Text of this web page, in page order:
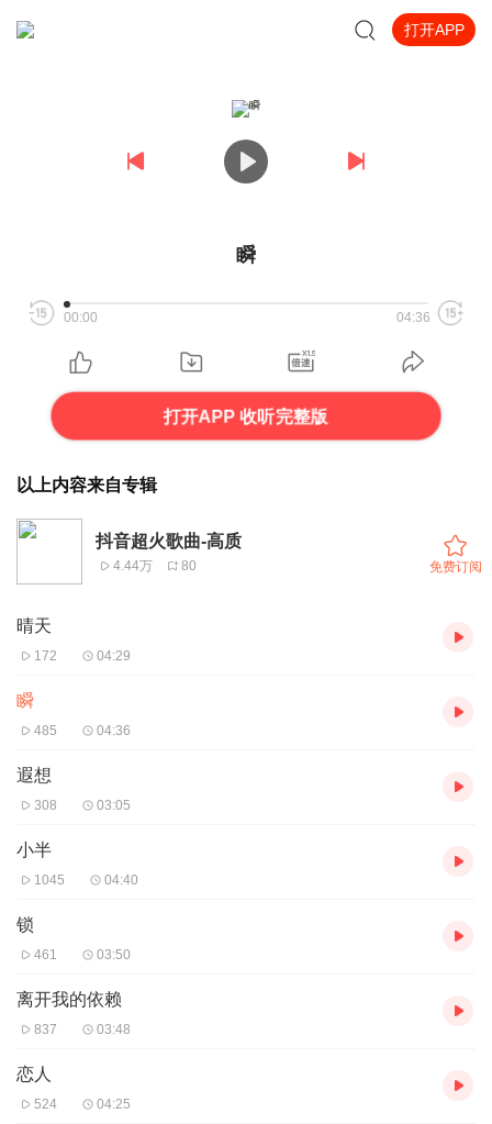
打开APP
瞬
00:00 04:36
打开APP 收听完整版
以上内容来自专辑
抖音超火歌曲-高质
4.44万 80 免费订阅
晴天
172 04:29
瞬
485 04:36
遐想
308 03:05
小半
1045 04:40
锁
461 03:50
离开我的依赖
837 03:48
恋人
524 04:25